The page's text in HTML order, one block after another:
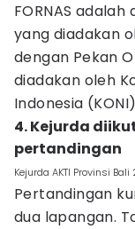
FORNAS adalah
yang diadakan
dengan Pekan
diadakan oleh
Indonesia
4. Kejurda
pertandingan
Kejurda AKTI Provinsi
Pertandingan
dua lapangan.